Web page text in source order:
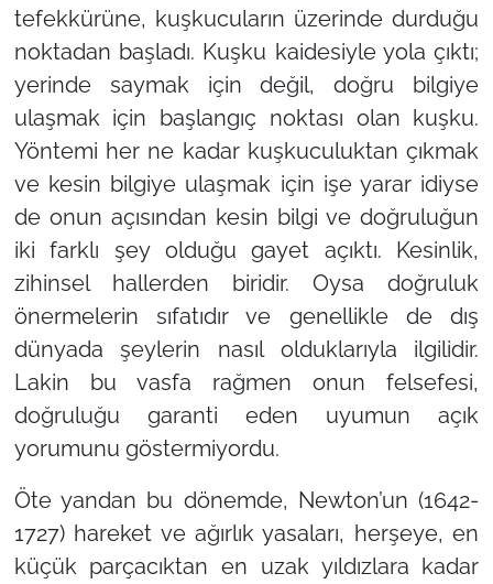
tefekkürüne, kuşkucuların üzerinde durduğu
noktadan başladı. Kuşku kaidesiyle yola çıktı;
yerinde saymak için değil, doğru bilgiye
ulaşmak için başlangıç noktası olan kuşku.
Yöntemi her ne kadar kuşkuculuktan çıkmak
ve kesin bilgiye ulaşmak için işe yarar idiyse
de onun açısından kesin bilgi ve doğruluğun
iki farklı şey olduğu gayet açıktı. Kesinlik,
zihinsel hallerden biridir. Oysa doğruluk
önermelerin sıfatıdır ve genellikle de dış
dünyada şeylerin nasıl olduklarıyla ilgilidir.
Lakin bu vasfa rağmen onun felsefesi,
doğruluğu garanti eden uyumun açık
yorumunu göstermiyordu.
Öte yandan bu dönemde, Newton’un (1642-
1727) hareket ve ağırlık yasaları, herşeye, en
küçük parçacıktan en uzak yıldızlara kadar